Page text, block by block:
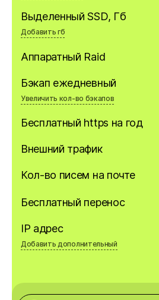
Дополнительно, шт
$5.89/мес
Выделенный SSD, Гб
Добавить гб
Дополнительно, шт
$1.89/мес за 10гб
Аппаратный Raid
Бэкап ежедневный
Увеличить кол-во бэкапов
Дополнительно, шт
$1.99/мес
Бесплатный https на год
Внешний трафик
Кол-во писем на почте
Бесплатный перенос
IP адрес
Добавить дополнительный